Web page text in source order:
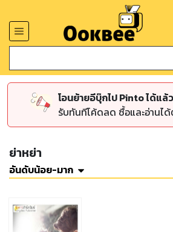
โอนย้ายอีบุ๊กไป Pinto ได้แล้
รับทันทีโค้ดลด ซื้อและอ่านไ
ย่าหย่า
อันดับน้อย-มาก